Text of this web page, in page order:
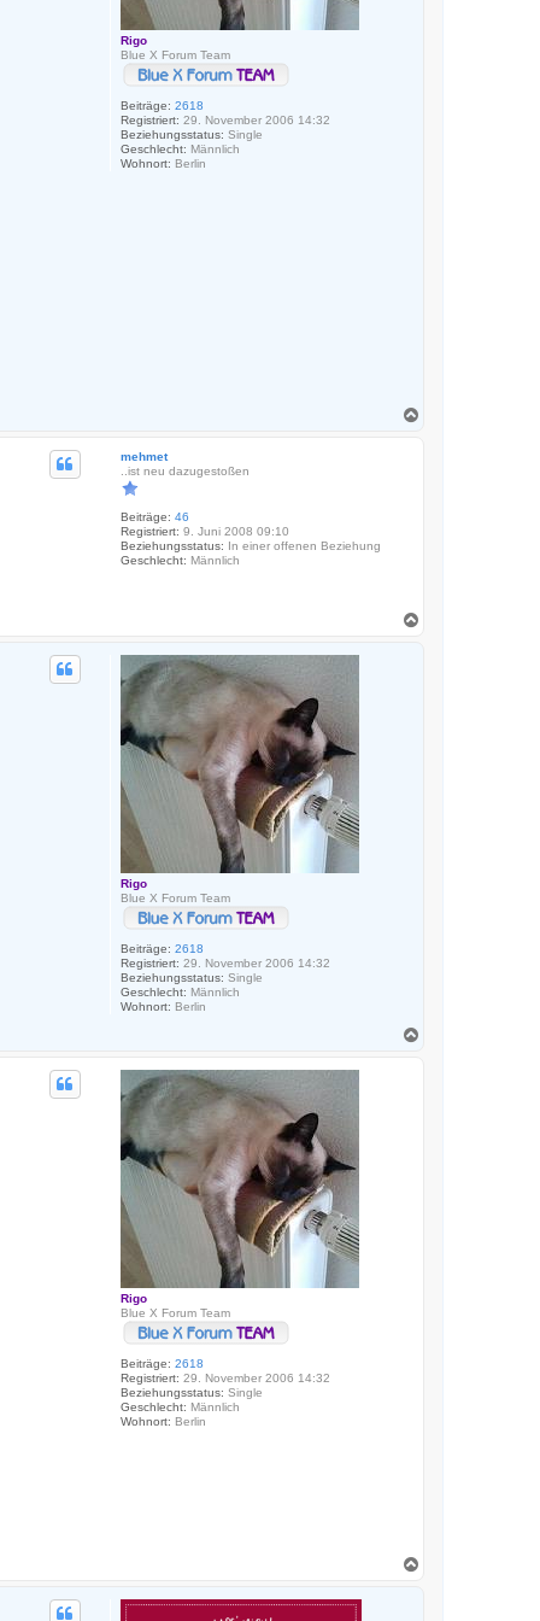
Rigo
Blue X Forum Team
Beiträge: 2618
Registriert: 29. November 2006 14:32
Beziehungsstatus: Single
Geschlecht: Männlich
Wohnort: Berlin
mehmet
..ist neu dazugestoßen
Beiträge: 46
Registriert: 9. Juni 2008 09:10
Beziehungsstatus:
In einer offenen Beziehung
Geschlecht: Männlich
Rigo
Blue X Forum Team
Beiträge: 2618
Registriert: 29. November 2006 14:32
Beziehungsstatus: Single
Geschlecht: Männlich
Wohnort: Berlin
Rigo
Blue X Forum Team
Beiträge: 2618
Registriert: 29. November 2006 14:32
Beziehungsstatus: Single
Geschlecht: Männlich
Wohnort: Berlin